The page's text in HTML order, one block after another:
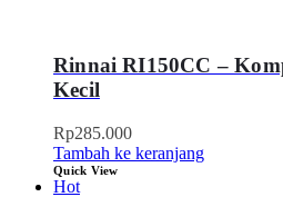
Rinnai RI150CC –
Kecil
Rp285.000
Tambah ke keranjang
Quick View
Hot